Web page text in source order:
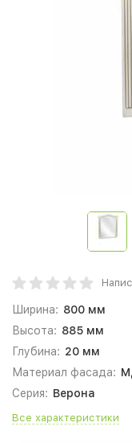
Ширина: 800 мм
Высота: 885 мм
Глубина: 20 мм
Материал фасада:
Серия: Верона
Все характеристики